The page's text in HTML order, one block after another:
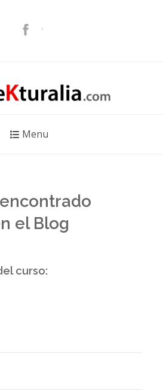
Menu
el Blog
curso: